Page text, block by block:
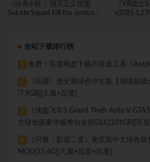
《自杀小队：消灭正义联盟
Suicide Squad Kill the Justice
《VR战士
v2025.1.27
全站下载排行榜
1 免费！百度网盘下载不限速工具（
2
《还愿》免安装绿色中文版【顶级超级
[7.9GB][天翼+百度]
3
《侠盗飞车5 Grand Theft Auto V
文绿色版豪华版整合全部DLC[101GB][百度
4
《只狼：影逝二度》免安装中文绿色版
MOD[15.6G][天翼+迅雷+百度]